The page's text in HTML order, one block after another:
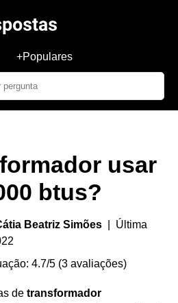
+Populares
usar
btus?
Beatriz Simões | Última
4.7/5 (3 avaliações)
de transformador